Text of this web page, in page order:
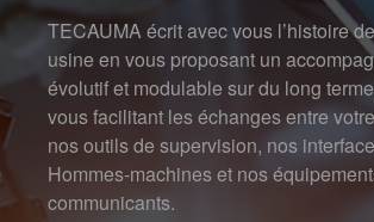
TECAUMA écrit avec vous l’histoire
usine en vous proposant un
évolutif et modulable sur du long
vous facilitant les échanges entre
nos outils de supervision, nos
Hommes-machines et nos
communicants.